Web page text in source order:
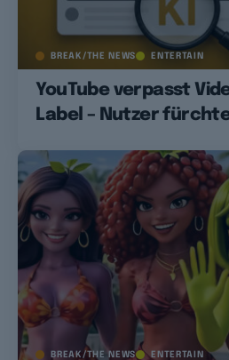
BREAK/THE NEWS ENTERTAIN
YouTube verpasst
Label – Nutzer
BREAK/THE NEWS ENTERTAIN